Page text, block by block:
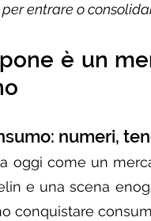
entrare o
è un
numeri,
oggi come un
e una scena
conquistare